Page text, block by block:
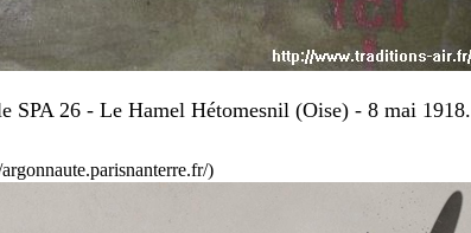
SPA 26 - Le Hamel Hétomesnil (Oise) - 8 mai 1918.
)